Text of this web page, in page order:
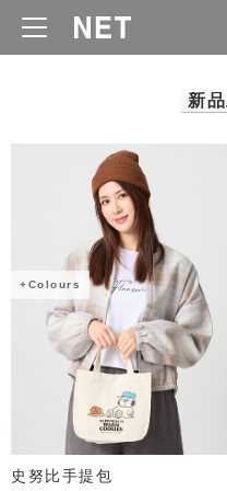
WOMEN MEN
新
+Colours
史努比手提包